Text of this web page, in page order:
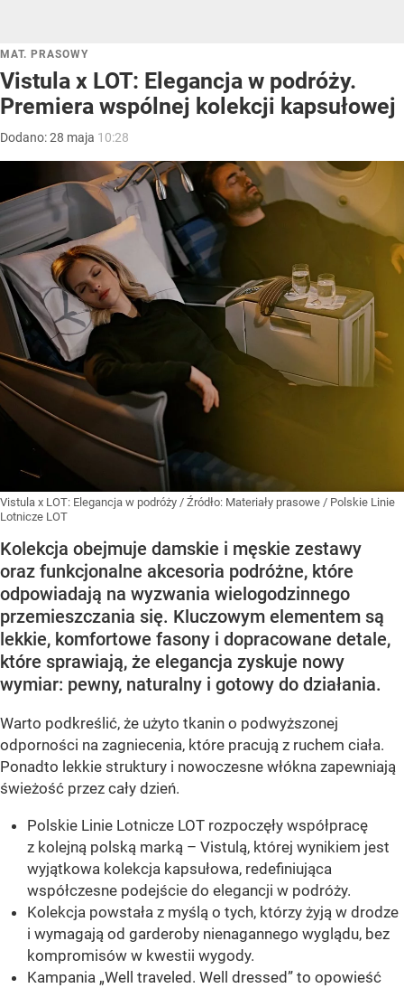
MAT. PRASOWY
Vistula x LOT: Elegancja w podróży.
Premiera wspólnej kolekcji kapsułowej
Dodano:28 maja 10:28
Vistula x LOT: Elegancja w podróży / Źródło: Materiały prasowe / Polskie Linie
Lotnicze LOT
Kolekcja obejmuje damskie i męskie zestawy
oraz funkcjonalne akcesoria podróżne, które
odpowiadają na wyzwania wielogodzinnego
przemieszczania się. Kluczowym elementem są
lekkie, komfortowe fasony i dopracowane detale,
które sprawiają, że elegancja zyskuje nowy
wymiar: pewny, naturalny i gotowy do działania.
Warto podkreślić, że użyto tkanin o podwyższonej
odporności na zagniecenia, które pracują z ruchem ciała.
Ponadto lekkie struktury i nowoczesne włókna zapewniają
świeżość przez cały dzień.
Polskie Linie Lotnicze LOT rozpoczęły współpracę
z kolejną polską marką – Vistulą, której wynikiem jest
wyjątkowa kolekcja kapsułowa, redefiniująca
współczesne podejście do elegancji w podróży.
Kolekcja powstała z myślą o tych, którzy żyją w drodze
i wymagają od garderoby nienagannego wyglądu, bez
kompromisów w kwestii wygody.
Kampania „Well traveled. Well dressed” to opowieść